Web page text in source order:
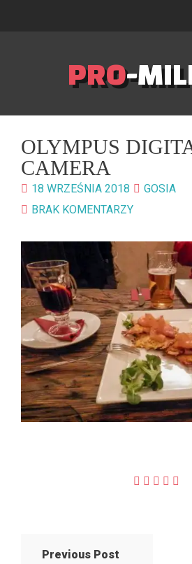
PRO-
OLYMPUS
CAMERA
18 WRZEŚNIA 2018
GOSIA
BRAK KOMENTARZY
Previous Post